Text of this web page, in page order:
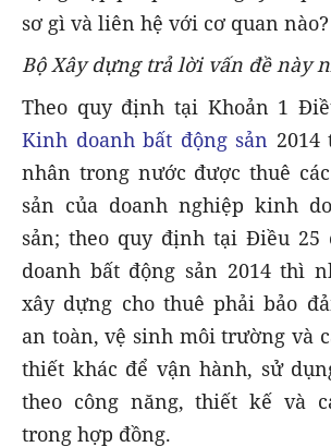
sơ gì và liên hệ với cơ quan nào?
Bộ Xây dựng trả lời vấn đề này
Theo quy định tại Khoản 1
Kinh doanh bất động sản
nhân trong nước được thuê
sản của doanh nghiệp kinh
sản; theo quy định tại Điều 25
doanh bất động sản 2014 thì
xây dựng cho thuê phải bảo
an toàn, vệ sinh môi trường và
thiết khác để vận hành, sử
theo công năng, thiết kế và
trong hợp đồng.